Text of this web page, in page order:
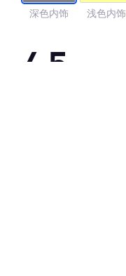
深色内饰 浅色内饰
4.5